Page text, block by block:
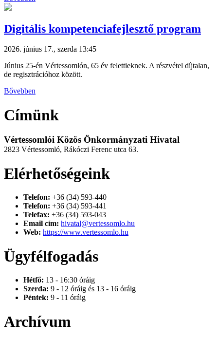
Digitális kompetenciafejlesztő program
2026. június 17., szerda 13:45
Június 25-én Vértessomlón, 65 év felettieknek. A részvétel díjtalan,
de regisztrációhoz között.
Bővebben
Címünk
Vértessomlói Közös Önkormányzati Hivatal
2823 Vértessomló, Rákóczi Ferenc utca 63.
Elérhetőségeink
Telefon: +36 (34) 593-440
Telefon: +36 (34) 593-441
Telefax: +36 (34) 593-043
Email cím: hivatal@vertessomlo.hu
Web: https://www.vertessomlo.hu
Ügyfélfogadás
Hétfő: 13 - 16:30 óráig
Szerda: 9 - 12 óráig és 13 - 16 óráig
Péntek: 9 - 11 óráig
Archívum